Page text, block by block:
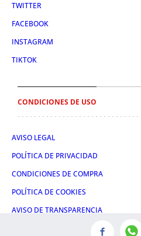
TWITTER
FACEBOOK
INSTAGRAM
TIKTOK
CONDICIONES DE USO
AVISO LEGAL
POLÍTICA DE PRIVACIDAD
CONDICIONES DE COMPRA
POLÍTICA DE COOKIES
AVISO DE TRANSPARENCIA